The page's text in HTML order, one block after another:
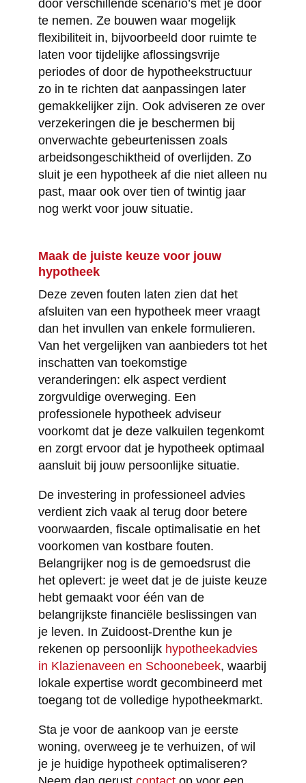
door verschillende scenario’s met je door
te nemen. Ze bouwen waar mogelijk
flexibiliteit in, bijvoorbeeld door ruimte te
laten voor tijdelijke aflossingsvrije
periodes of door de hypotheekstructuur
zo in te richten dat aanpassingen later
gemakkelijker zijn. Ook adviseren ze over
verzekeringen die je beschermen bij
onverwachte gebeurtenissen zoals
arbeidsongeschiktheid of overlijden. Zo
sluit je een hypotheek af die niet alleen nu
past, maar ook over tien of twintig jaar
nog werkt voor jouw situatie.
Maak de juiste keuze voor jouw
hypotheek
Deze zeven fouten laten zien dat het
afsluiten van een hypotheek meer vraagt
dan het invullen van enkele formulieren.
Van het vergelijken van aanbieders tot het
inschatten van toekomstige
veranderingen: elk aspect verdient
zorgvuldige overweging. Een
professionele hypotheek adviseur
voorkomt dat je deze valkuilen tegenkomt
en zorgt ervoor dat je hypotheek optimaal
aansluit bij jouw persoonlijke situatie.
De investering in professioneel advies
verdient zich vaak al terug door betere
voorwaarden, fiscale optimalisatie en het
voorkomen van kostbare fouten.
Belangrijker nog is de gemoedsrust die
het oplevert: je weet dat je de juiste keuze
hebt gemaakt voor één van de
belangrijkste financiële beslissingen van
je leven. In Zuidoost-Drenthe kun je
rekenen op persoonlijk hypotheekadvies
in Klazienaveen en Schoonebeek, waarbij
lokale expertise wordt gecombineerd met
toegang tot de volledige hypotheekmarkt.
Sta je voor de aankoop van je eerste
woning, overweeg je te verhuizen, of wil
je je huidige hypotheek optimaliseren?